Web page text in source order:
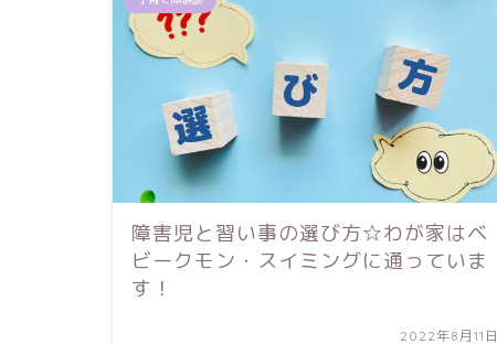
障害児と習い事の選び方☆わが家はベ
ビークモン・スイミングに通っていま
す！
2022年8月11日